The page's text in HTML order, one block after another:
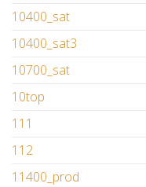
10400_sat
10400_sat3
10700_sat
10top
111
112
11400_prod